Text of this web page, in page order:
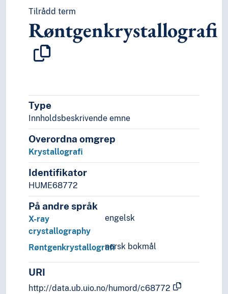
Tilrådd term
Røntgenkrystallografi
Type
Innholdsbeskrivende emne
Overordna omgrep
Krystallografi
Identifikator
HUME68772
På andre språk
engelsk
X-ray
crystallography
norsk bokmål
Røntgenkrystallografi
URI
http://data.ub.uio.no/humord/c68772